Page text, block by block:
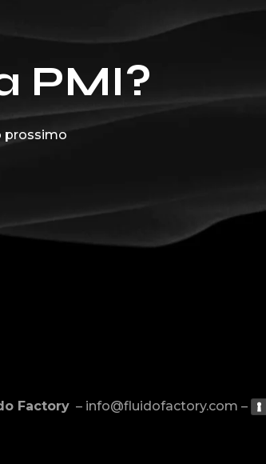
PMI?
prossimo
Factory– info@fluidofactory.com –